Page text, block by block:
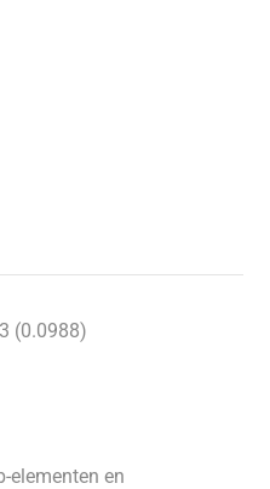
(0.0988)
elementen en